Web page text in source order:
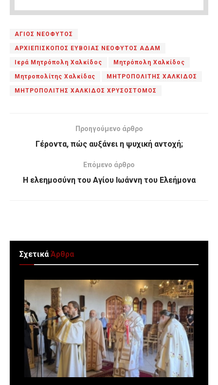
ΑΓΙΟΣ ΝΕΟΦΥΤΟΣ
ΑΡΧΙΕΠΙΣΚΟΠΟΣ ΕΥΒΟΙΑΣ ΝΕΟΦΥΤΟΣ ΑΔΑΜ
Ιερά Μητρόπολη Χαλκίδος Μητρόπολη Χαλκίδος
Μητροπολίτης Χαλκίδας ΜΗΤΡΟΠΟΛΙΤΗΣ ΧΑΛΚΙΔΟΣ
ΜΗΤΡΟΠΟΛΙΤΗΣ ΧΑΛΚΙΔΟΣ ΧΡΥΣΟΣΤΟΜΟΣ
Προηγούμενο άρθρο
Γέροντα, πώς αυξάνει η ψυχική αντοχή;
Επόμενο άρθρο
Η ελεημοσύνη του Αγίου Ιωάννη του Ελεήμονα
ΣχετικάΆρθρα